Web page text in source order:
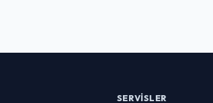
SERVISLER